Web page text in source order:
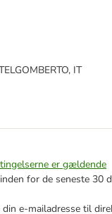
IT
er gældende
for de seneste 30
e-mailadresse til